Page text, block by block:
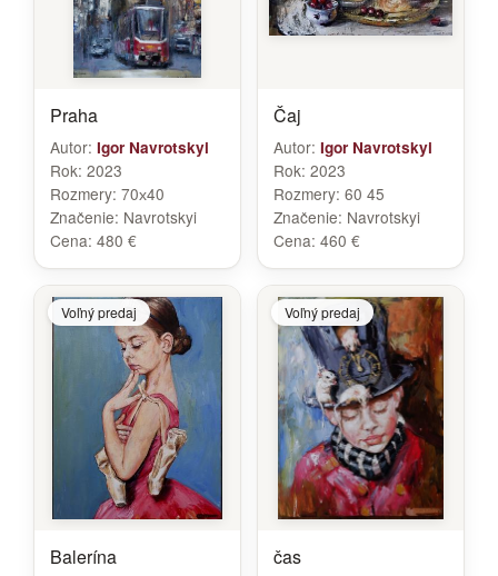
Praha
Autor: Igor Navrotskyi
Rok: 2023
Rozmery: 70х40
Značenie: Navrotskyi
Cena: 480 €
Čaj
Autor: Igor Navrotskyi
Rok: 2023
Rozmery: 60 45
Značenie: Navrotskyi
Cena: 460 €
Voľný predaj
Balerína
Voľný predaj
čas